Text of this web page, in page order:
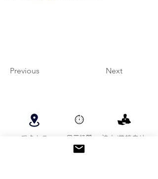
Previous Next
アクセス 営業時間 法人/学校向け